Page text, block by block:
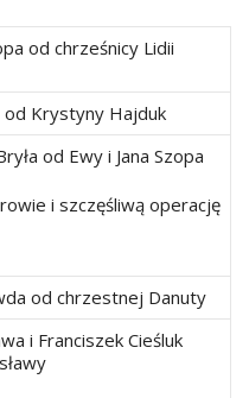
od chrześnicy Lidii
od Krystyny Hajduk
od Ewy i Jana Szopa
i szczęśliwą operację
od chrzestnej Danuty
i Franciszek Cieśluk